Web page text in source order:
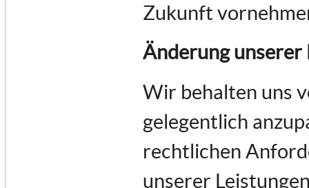
Zukunft
Änderung
Wir behalten uns
gelegentlich
rechtlichen
unserer